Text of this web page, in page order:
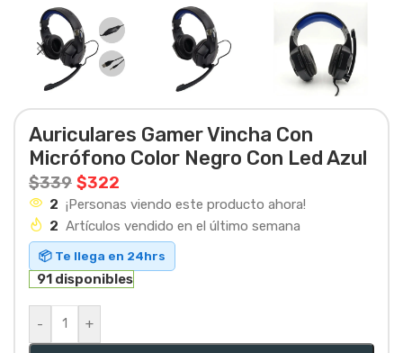
Auriculares Gamer Vincha Con
Micrófono Color Negro Con Led Azul
$339 $322
2 ¡Personas viendo este producto ahora!
2 Artículos vendido en el último semana
📦 Te llega en 24hrs
91 disponibles
- +